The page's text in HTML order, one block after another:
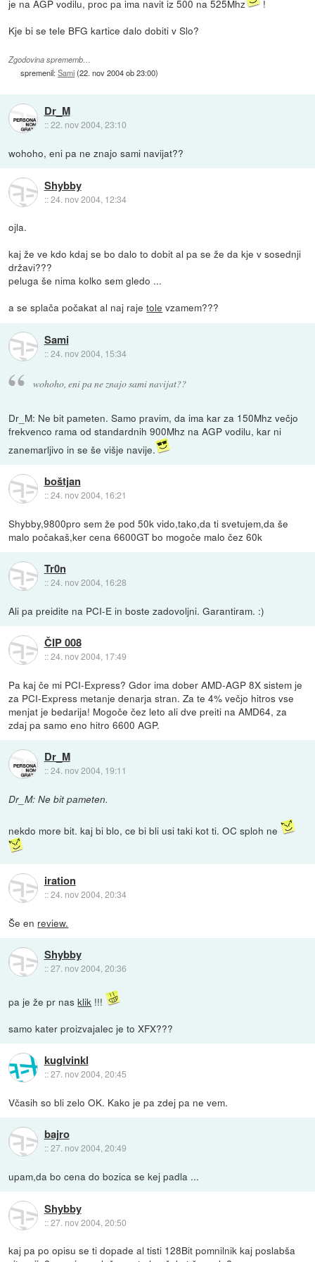
je na AGP vodilu, proc pa ima navit iz 500 na 525Mhz
!
Kje bi se tele BFG kartice dalo dobiti v Slo?
Zgodovina sprememb…
spremenil:Sami(22. nov 2004 ob 23:00)
Dr_M
::22. nov 2004, 23:10
wohoho, eni pa ne znajo sami navijat??
Shybby
::24. nov 2004, 12:34
ojla.
kaj že ve kdo kdaj se bo dalo to dobit al pa se že da kje v sosednji
državi???
peluga še nima kolko sem gledo ...
a se splača počakat al naj rajetole vzamem???
Sami
::24. nov 2004, 15:34
wohoho, eni pa ne znajo sami navijat??
Dr_M: Ne bit pameten. Samo pravim, da ima kar za 150Mhz večjo
frekvenco rama od standardnih 900Mhz na AGP vodilu, kar ni
zanemarljivo in se še višje navije.
boštjan
::24. nov 2004, 16:21
Shybby,9800pro sem že pod 50k vido,tako,da ti svetujem,da še
malo počakaš,ker cena 6600GT bo mogoče malo čez 60k
Tr0n
::24. nov 2004, 16:28
Ali pa preidite na PCI-E in boste zadovoljni. Garantiram. :)
ČIP 008
::24. nov 2004, 17:49
Pa kaj če mi PCI-Express? Gdor ima dober AMD-AGP 8X sistem je
za PCI-Express metanje denarja stran. Za te 4% večjo hitros vse
menjat je bedarija! Mogoče čez leto ali dve preiti na AMD64, za
zdaj pa samo eno hitro 6600 AGP.
Dr_M
::24. nov 2004, 19:11
Dr_M: Ne bit pameten.
nekdo more bit. kaj bi blo, ce bi bli usi taki kot ti. OC sploh ne
iration
::24. nov 2004, 20:34
Še en review.
Shybby
::27. nov 2004, 20:36
pa je že pr nasklik !!!
samo kater proizvajalec je to XFX???
kuglvinkl
::27. nov 2004, 20:45
Včasih so bli zelo OK. Kako je pa zdej pa ne vem.
bajro
::27. nov 2004, 20:49
upam,da bo cena do bozica se kej padla ...
Shybby
::27. nov 2004, 20:50
kaj pa po opisu se ti dopade al tisti 128Bit pomnilnik kaj poslabša